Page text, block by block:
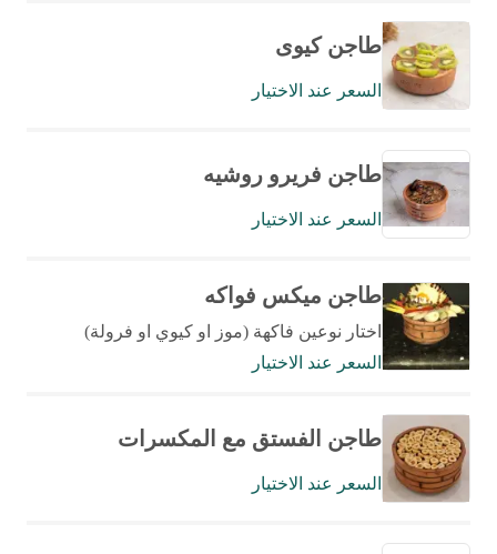
طاجن كيوى
السعر عند الاختيار
طاجن فريرو روشيه
السعر عند الاختيار
طاجن ميكس فواكه
اختار نوعين فاكهة (موز او كيوي او فرولة)
السعر عند الاختيار
طاجن الفستق مع المكسرات
السعر عند الاختيار